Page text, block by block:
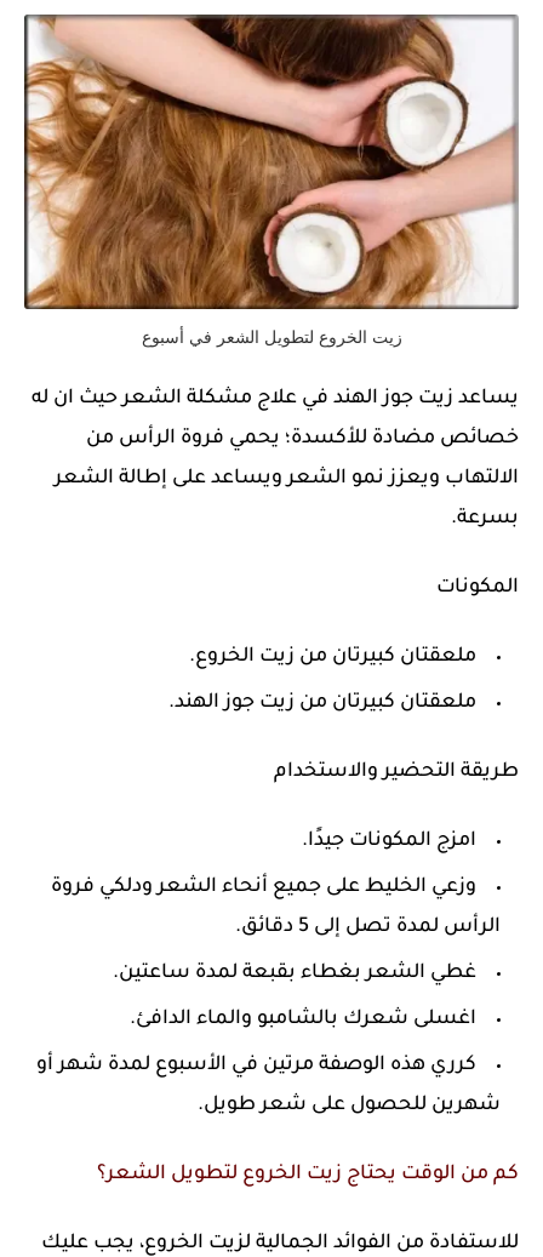
زيت الخروع لتطويل الشعر في أسبوع
يساعد زيت جوز الهند في علاج مشكلة الشعر حيث ان له
خصائص مضادة للأكسدة؛ يحمي فروة الرأس من
الالتهاب ويعزز نمو الشعر ويساعد على إطالة الشعر
بسرعة.
المكونات
ملعقتان كبيرتان من زيت الخروع.
ملعقتان كبيرتان من زيت جوز الهند.
طريقة التحضير والاستخدام
امزج المكونات جيدًا.
وزعي الخليط على جميع أنحاء الشعر ودلكي فروة
الرأس لمدة تصل إلى 5 دقائق.
غطي الشعر بغطاء بقبعة لمدة ساعتين.
اغسلى شعرك بالشامبو والماء الدافئ.
كرري هذه الوصفة مرتين في الأسبوع لمدة شهر أو
شهرين للحصول على شعر طويل.
كم من الوقت يحتاج زيت الخروع لتطويل الشعر؟
للاستفادة من الفوائد الجمالية لزيت الخروع، يجب عليك